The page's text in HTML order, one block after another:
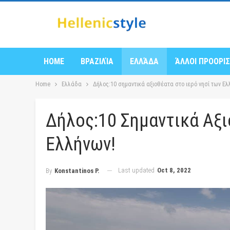
HOME ΒΡΑΖΙΛΊΑ ΕΛΛΆΔΑ ΆΛΛΟΙ
Home Ελλάδα Δήλος:10 σημαντικά αξιοθέατα στο ιερό νησί των
Δήλος:10 Σημαντικά
Ελλήνων!
By Konstantinos P. Last updated Oct 8, 2022